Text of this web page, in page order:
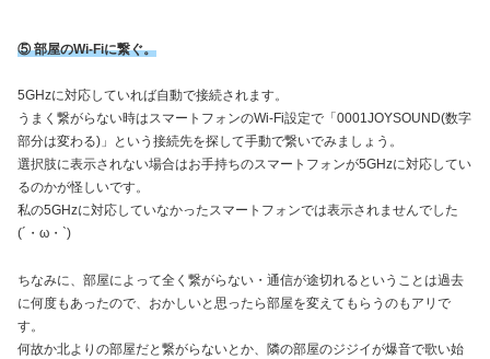
⑤ 部屋のWi-Fiに繋ぐ。
5GHzに対応していれば自動で接続されます。
うまく繋がらない時はスマートフォンのWi-Fi設定で「0001JOYSOUND(数字
部分は変わる)」という接続先を探して手動で繋いでみましょう。
選択肢に表示されない場合はお手持ちのスマートフォンが5GHzに対応してい
るのかが怪しいです。
私の5GHzに対応していなかったスマートフォンでは表示されませんでした
(´・ω・`)
ちなみに、部屋によって全く繋がらない・通信が途切れるということは過去
に何度もあったので、おかしいと思ったら部屋を変えてもらうのもアリで
す。
何故か北よりの部屋だと繋がらないとか、隣の部屋のジジイが爆音で歌い始